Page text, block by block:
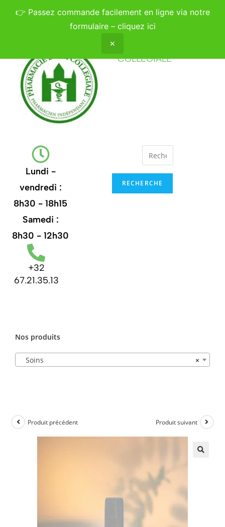
👉 Passez commande facilement en ligne via notre
formulaire – cliquez ici
✕
COLLÉGIALE
Lundi -
vendredi :
8h30 - 18h15
Samedi :
8h30 - 12h30
+32
67.21.35.13
RECHERCHE
Nos produits
×
Soins
Produit précédent Produit suivant